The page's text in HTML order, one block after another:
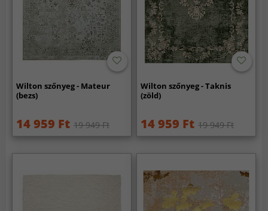
Wilton szőnyeg - Mateur
(bezs)
14 959 Ft 19 949 Ft
Wilton szőnyeg - Taknis
(zöld)
14 959 Ft 19 949 Ft